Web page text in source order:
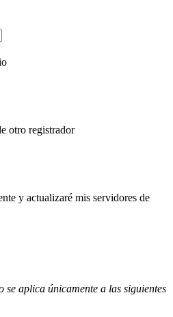
otro registrador
y actualizaré mis servidores de
se aplica únicamente a las siguientes